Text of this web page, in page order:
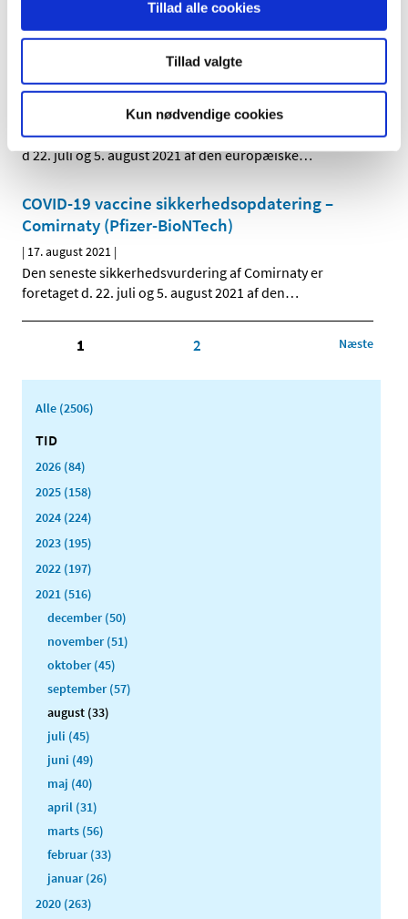
Tillad alle cookies
Tillad valgte
Kun nødvendige cookies
foretaget d. 22. juli og 5. august 2021 af den
COVID-19 vaccine sikkerhedsopdatering –
Spikevax (Moderna)
Den seneste sikkerhedsvurdering af Spikevax er foretaget
d 22. juli og 5. august 2021 af den europæiske…
COVID-19 vaccine sikkerhedsopdatering –
Comirnaty (Pfizer-BioNTech)
| 17. august 2021 |
Den seneste sikkerhedsvurdering af Comirnaty er
foretaget d. 22. juli og 5. august 2021 af den…
1 2 Næste
Alle (2506)
TID
2026 (84)
2025 (158)
2024 (224)
2023 (195)
2022 (197)
2021 (516)
december (50)
november (51)
oktober (45)
september (57)
august (33)
juli (45)
juni (49)
maj (40)
april (31)
marts (56)
februar (33)
januar (26)
2020 (263)